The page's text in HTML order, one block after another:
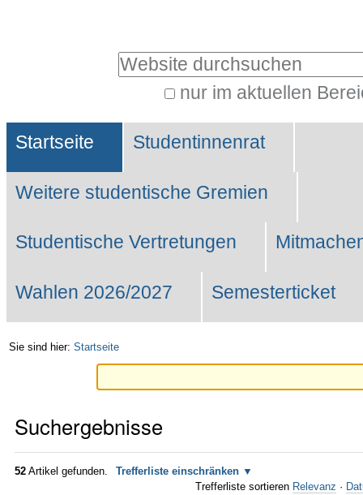
Website durchsuchen
nur im aktuellen
Suche…
Sektionen
Startseite Studentinnenrat
Weitere studentische Gremien
Studentische Vertretungen
Wahlen 2026/2027 Semesterticket
Sie sind hier: Startseite
Suchergebnisse
52 Artikel gefunden.
Trefferliste einschränken
Trefferliste sortieren Relevanz ·